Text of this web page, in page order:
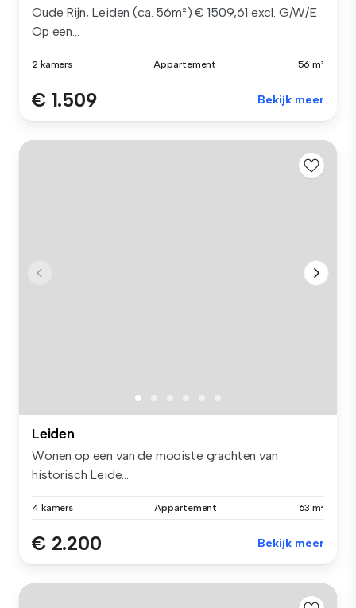
Oude Rijn, Leiden (ca. 56m²) € 1509,61 excl. G/W/E
Op een...
2 kamers Appartement 56 m²
€ 1.509 Bekijk meer
Leiden
Wonen op een van de mooiste grachten van
historisch Leide...
4 kamers Appartement 63 m²
€ 2.200 Bekijk meer